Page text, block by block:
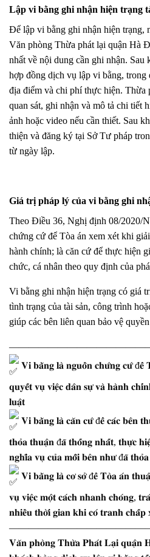
Lập vi bằng ghi nhận hiện trạng
Để lập vi bằng ghi nhận hiện trạng,
Văn phòng Thừa phát lại quận Hà
nhất về nội dung cần ghi nhận. Sau
hợp đồng dịch vụ lập vi bằng,
địa điểm và chi phí thực hiện. Thừa
quan sát, ghi nhận và mô tả chi tiết
ảnh hoặc video nếu cần thiết. Sau
thiện và đăng ký tại Sở Tư pháp
từ ngày lập.
Giá trị pháp lý của vi bằng ghi
Theo Điều 36, Nghị định 08/2020/
chứng cứ để Tòa án xem xét khi
hành chính; là căn cứ để thực hiện
chức, cá nhân theo quy định của
Vi bằng ghi nhận hiện trạng có giá
tình trạng của tài sản, công trình
giúp các bên liên quan bảo vệ
𝐕𝐢 𝐛𝐚̆̀𝐧𝐠 𝐥𝐚̀ 𝐧𝐠𝐮𝐨̂̀𝐧 𝐜𝐡𝐮̛́𝐧𝐠 𝐜𝐮̛́ đ𝐞̂̉
𝐪𝐮𝐲𝐞̂́𝐭 𝐯𝐮̣ 𝐯𝐢𝐞̣̂𝐜 𝐝𝐚̂𝐧 𝐬𝐮̛̣ 𝐯𝐚̀ 𝐡𝐚̀𝐧𝐡
𝐥𝐮𝐚̣̂𝐭
𝐕𝐢 𝐛𝐚̆̀𝐧𝐠 𝐥𝐚̀ 𝐜𝐚̆𝐧 𝐜𝐮̛́ đ𝐞̂̉ 𝐜𝐚́𝐜 𝐛𝐞̂𝐧
𝐭𝐡𝐨̉𝐚 𝐭𝐡𝐮𝐚̣̂𝐧 đ𝐚̃ 𝐭𝐡𝐨̂́𝐧𝐠 𝐧𝐡𝐚̂́𝐭, 𝐭𝐡𝐮̛̣𝐜
𝐧𝐠𝐡𝐢̃𝐚 𝐯𝐮̣ 𝐜𝐮̉𝐚 𝐦𝐨̂̃𝐢 𝐛𝐞̂𝐧 𝐧𝐡𝐮̛ đ𝐚̃
𝐕𝐢 𝐛𝐚̆̀𝐧𝐠 𝐥𝐚̀ 𝐜𝐨̛ 𝐬𝐨̛̉ đ𝐞̂̉ 𝐓𝐨̀𝐚 𝐚́𝐧
𝐯𝐮̣ 𝐯𝐢𝐞̣̂𝐜 𝐦𝐨̣̂𝐭 𝐜𝐚́𝐜𝐡 𝐧𝐡𝐚𝐧𝐡 𝐜𝐡𝐨́𝐧𝐠,
𝐧𝐡𝐢𝐞̂̀𝐮 𝐭𝐡𝐨̛̀𝐢 𝐠𝐢𝐚𝐧 𝐤𝐡𝐢 𝐜𝐨́ 𝐭𝐫𝐚𝐧𝐡 𝐜𝐡𝐚̂́𝐩
𝐕𝐚̆𝐧 𝐩𝐡𝐨̀𝐧𝐠 𝐓𝐡𝐮̛̀𝐚 𝐏𝐡𝐚́𝐭 𝐋𝐚̣𝐢 𝐪𝐮𝐚̣̂𝐧